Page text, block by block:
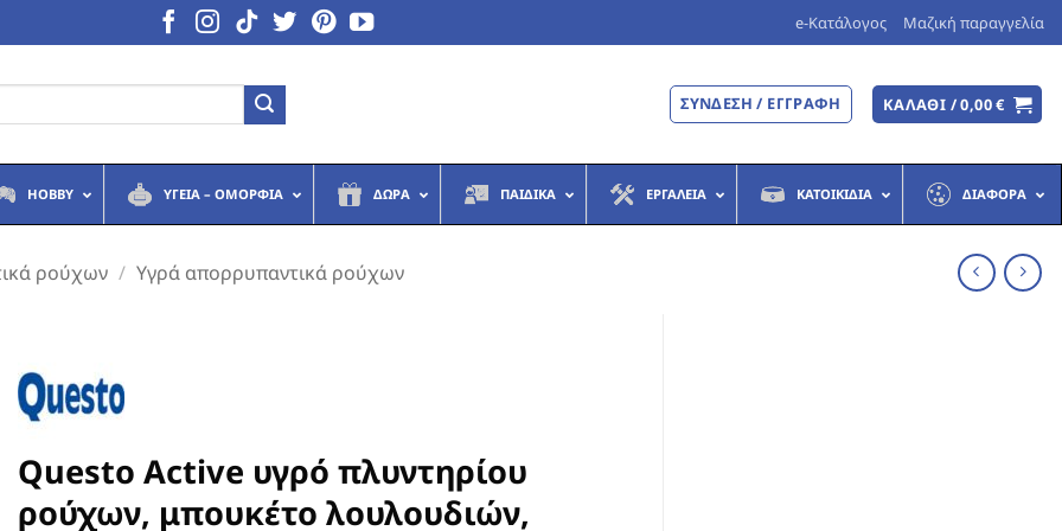
e-Κατάλογος Μαζική παραγγελία
ΣΎΝΔΕΣΗ / ΕΓΓΡΑΦΉ ΚΑΛΆΘΙ /0,00€
HOBBY ΥΓΕΙΆ – ΟΜΟΡΦΙΆ ΔΏΡΑ ΠΑΙΔΙΚΆ ΕΡΓΑΛΕΊΑ ΚΑΤΟΙΚΊΔΙΑ ΔΙΆΦΟΡΑ
ρούχων / Υγρά απορρυπαντικά ρούχων
Questo Active υγρό πλυντηρίου
ρούχων, μπουκέτο λουλουδιών,